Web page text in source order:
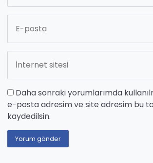
Daha sonraki yorumlarımda
e-posta adresim ve site adresim bu
kaydedilsin.